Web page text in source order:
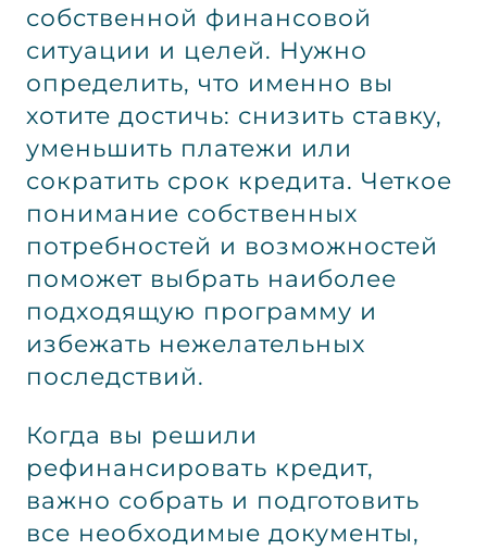
собственной финансовой
ситуации и целей. Нужно
определить, что именно вы
хотите достичь: снизить ставку,
уменьшить платежи или
сократить срок кредита. Четкое
понимание собственных
потребностей и возможностей
поможет выбрать наиболее
подходящую программу и
избежать нежелательных
последствий.
Когда вы решили
рефинансировать кредит,
важно собрать и подготовить
все необходимые документы,